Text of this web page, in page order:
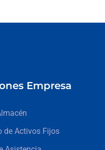
Empresa
de Activos Fijos